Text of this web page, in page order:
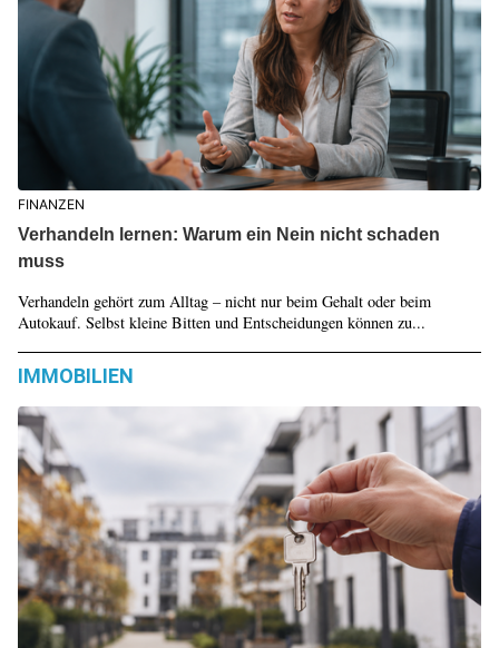
FINANZEN
Verhandeln lernen: Warum ein Nein nicht schaden
muss
Verhandeln gehört zum Alltag – nicht nur beim Gehalt oder beim
Autokauf. Selbst kleine Bitten und Entscheidungen können zu...
IMMOBILIEN